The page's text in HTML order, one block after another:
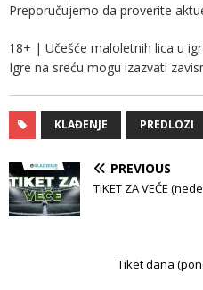
Preporučujemo da proverite
18+ | Učešće maloletnih lica u
Igre na sreću mogu izazvati
KLAĐENJE PREDLOZI
PREVIOUS
TIKET ZA VEČE
Tiket dana